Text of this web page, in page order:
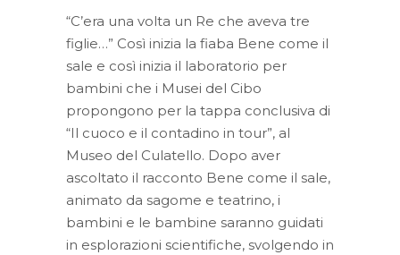
“C’era una volta un Re che aveva tre
figlie…” Così inizia la fiaba Bene come il
sale e così inizia il laboratorio per
bambini che i Musei del Cibo
propongono per la tappa conclusiva di
“Il cuoco e il contadino in tour”, al
Museo del Culatello. Dopo aver
ascoltato il racconto Bene come il sale,
animato da sagome e teatrino, i
bambini e le bambine saranno guidati
in esplorazioni scientifiche, svolgendo in